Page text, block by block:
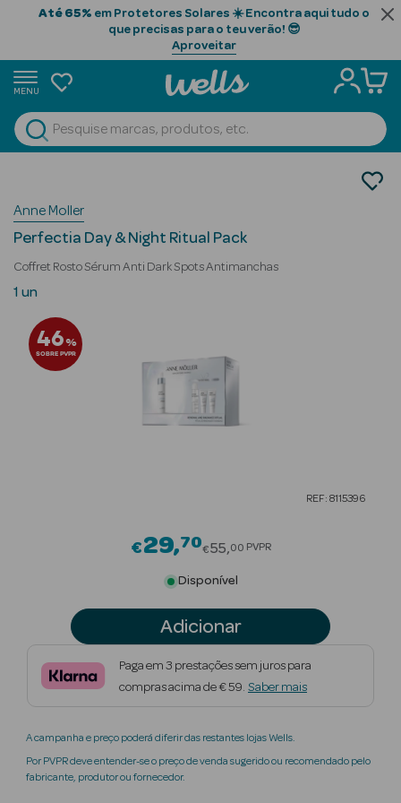
Até 65% em Protetores Solares ☀️ Encontra aqui tudo o
que precisas para o teu verão! 😎
Aproveitar
MENU
Ver Tudo
Beauty Season
Cabelo
Profissional
Beauty Season
Beauty Season
Cosmética
Beauty Season
Nutricosmética
Perfumes
Beauty Season
Coffrets
Anne Moller
Perfectia Day & Night Ritual Pack
Coffret Rosto Sérum Anti Dark Spots Antimanchas
1 un
46%
SOBRE PVPR
REF: 8115396
€29 70Price reduced from
€55 00 PVPR
Disponível
Adicionar
Paga em 3 prestações sem juros para
compras acima de € 59. Saber mais
A campanha e preço poderá diferir das restantes lojas Wells.
Por PVPR deve entender-se o preço de venda sugerido ou recomendado pelo
fabricante, produtor ou fornecedor.